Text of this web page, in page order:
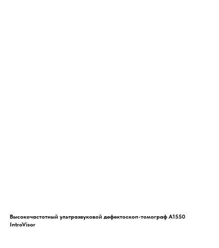
Высокочастотный ультразвуковой дефектоскоп-томограф А1550
IntroVisor